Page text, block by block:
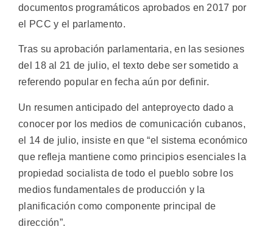
documentos programáticos aprobados en 2017 por
el PCC y el parlamento.
Tras su aprobación parlamentaria, en las sesiones
del 18 al 21 de julio, el texto debe ser sometido a
referendo popular en fecha aún por definir.
Un resumen anticipado del anteproyecto dado a
conocer por los medios de comunicación cubanos,
el 14 de julio, insiste en que “el sistema económico
que refleja mantiene como principios esenciales la
propiedad socialista de todo el pueblo sobre los
medios fundamentales de producción y la
planificación como componente principal de
dirección”.